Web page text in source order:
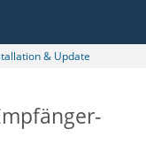
& Update